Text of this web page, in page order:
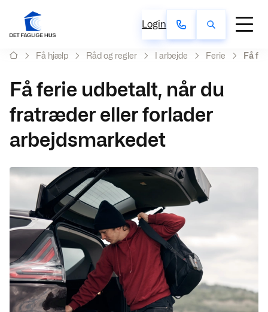
Login
Få hjælp Råd og regler I arbejde Ferie Få
Få ferie udbetalt, når du
fratræder eller forlader
arbejdsmarkedet